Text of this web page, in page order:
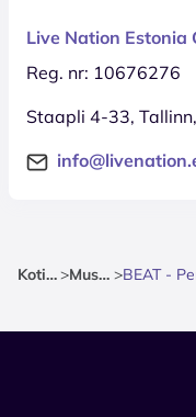
Live Nation Estonia
Reg. nr: 10676276
Staapli 4-33,
Kotisivu > Musiikki >